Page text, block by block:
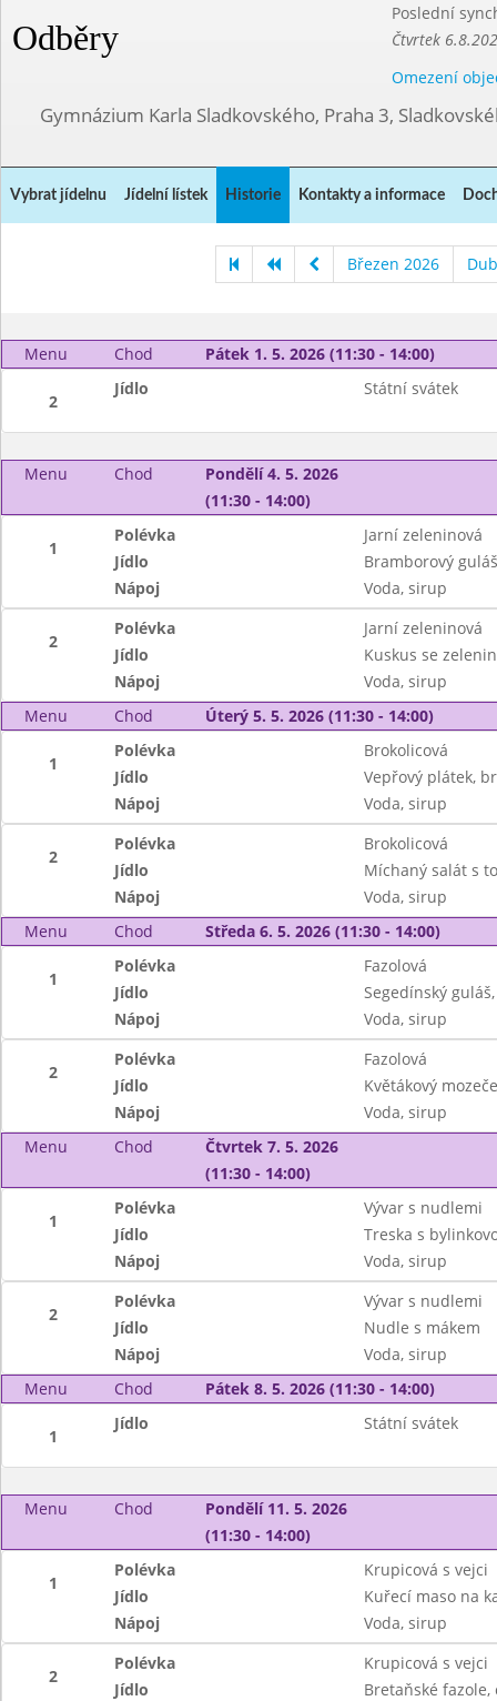
Odběry
Poslední
Čtvrtek
Omezení
Gymnázium Karla Sladkovského, Praha 3,
Vybrat jídelnu Jídelní lístek Historie Kontakty a informace
Březen 2026
Menu Chod Pátek 1. 5. 2026 (11:30 - 14:00)
2
Jídlo Státní svátek
Menu Chod
Pondělí 4. 5. 2026
(11:30 - 14:00)
1
Polévka
Jarní zeleninová
Jídlo
Bramborový
Nápoj
Voda, sirup
2
Polévka
Jarní zeleninová
Jídlo
Kuskus se
Nápoj
Voda, sirup
Menu
Chod Úterý 5. 5. 2026 (11:30 - 14:00)
1
Polévka
Brokolicová
Jídlo
Vepřový plátek,
Nápoj
Voda, sirup
2
Polévka
Brokolicová
Jídlo
Míchaný salát s
Nápoj
Voda, sirup
Menu
Chod Středa 6. 5. 2026 (11:30 - 14:00)
1
Polévka
Fazolová
Jídlo
Segedínský
Nápoj
Voda, sirup
2
Polévka
Fazolová
Jídlo
Květákový
Nápoj
Voda, sirup
Menu
Chod
Čtvrtek 7. 5. 2026
(11:30 - 14:00)
1
Polévka
Vývar s nudlemi
Jídlo
Treska s
Nápoj
Voda, sirup
2
Polévka
Vývar s nudlemi
Jídlo
Nudle s mákem
Nápoj
Voda, sirup
Menu
Chod Pátek 8. 5. 2026 (11:30 - 14:00)
1
Jídlo Státní svátek
Menu Chod
Pondělí 11. 5. 2026
(11:30 - 14:00)
1
Polévka
Krupicová s vejci
Jídlo
Kuřecí maso na
Nápoj
Voda, sirup
2
Polévka
Krupicová s vejci
Jídlo
Bretaňské fazole,